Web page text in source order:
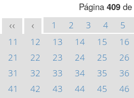
Página 409de
<< < 1 2 3 4 5
11
12 13 14 15 16
21
22 23 24 25 26
31
32 33 34 35 36
41
42 43 44 45 46